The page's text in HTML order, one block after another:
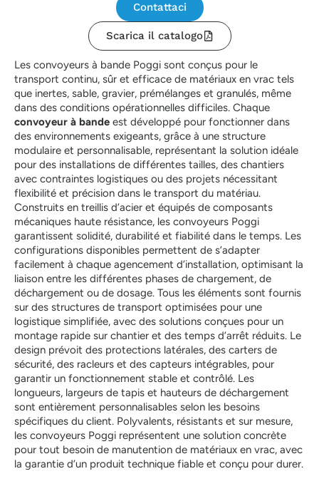
Contattaci
Scarica il catalogo
Les convoyeurs à bande Poggi sont conçus pour le
transport continu, sûr et efficace de matériaux en vrac tels
que inertes, sable, gravier, prémélanges et granulés, même
dans des conditions opérationnelles difficiles. Chaque
convoyeur à bande est développé pour fonctionner dans
des environnements exigeants, grâce à une structure
modulaire et personnalisable, représentant la solution idéale
pour des installations de différentes tailles, des chantiers
avec contraintes logistiques ou des projets nécessitant
flexibilité et précision dans le transport du matériau.
Construits en treillis d’acier et équipés de composants
mécaniques haute résistance, les convoyeurs Poggi
garantissent solidité, durabilité et fiabilité dans le temps. Les
configurations disponibles permettent de s’adapter
facilement à chaque agencement d’installation, optimisant la
liaison entre les différentes phases de chargement, de
déchargement ou de dosage. Tous les éléments sont fournis
sur des structures de transport optimisées pour une
logistique simplifiée, avec des solutions conçues pour un
montage rapide sur chantier et des temps d’arrêt réduits. Le
design prévoit des protections latérales, des carters de
sécurité, des racleurs et des capteurs intégrables, pour
garantir un fonctionnement stable et contrôlé. Les
longueurs, largeurs de tapis et hauteurs de déchargement
sont entièrement personnalisables selon les besoins
spécifiques du client. Polyvalents, résistants et sur mesure,
les convoyeurs Poggi représentent une solution concrète
pour tout besoin de manutention de matériaux en vrac, avec
la garantie d’un produit technique fiable et conçu pour durer.